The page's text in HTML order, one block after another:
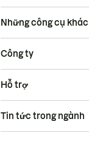
Những công cụ khác
Công ty
Hỗ trợ
Tin tức trong ngành